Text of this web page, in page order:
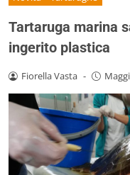
Tartaruga marina
ingerito plastica
Fiorella Vasta -